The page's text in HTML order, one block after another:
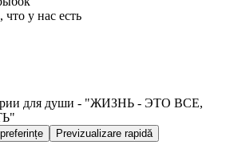
у нас есть
Previzualizare rapidă